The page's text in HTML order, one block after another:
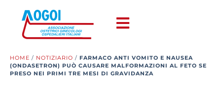
HOME / NOTIZIARIO / FARMACO ANTI VOMITO E NAUSEA
(ONDASETRON) PUÒ CAUSARE MALFORMAZIONI AL FETO SE
PRESO NEI PRIMI TRE MESI DI GRAVIDANZA